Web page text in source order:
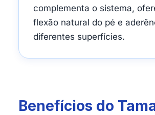
complementa o sistema,
flexão natural do pé e
diferentes superfícies.
Benefícios do